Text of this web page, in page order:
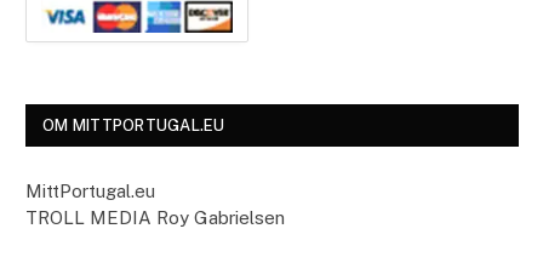
OM MITTPORTUGAL.EU
MittPortugal.eu
TROLL MEDIA Roy Gabrielsen